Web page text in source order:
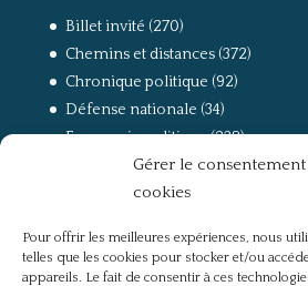
Gérer le
cookies
Pour offrir les meilleures expériences, nous
telles que les cookies pour stocker et/ou
appareils. Le fait de consentir à ces
Billet invité (270)
Chemins et distances(372)
Chronique politique (92)
Défense nationale (34)
Economie politique(238)
(168)
La guerre, la Résistance et la
Non classé(42)
Partis politiques, intelligentsia,